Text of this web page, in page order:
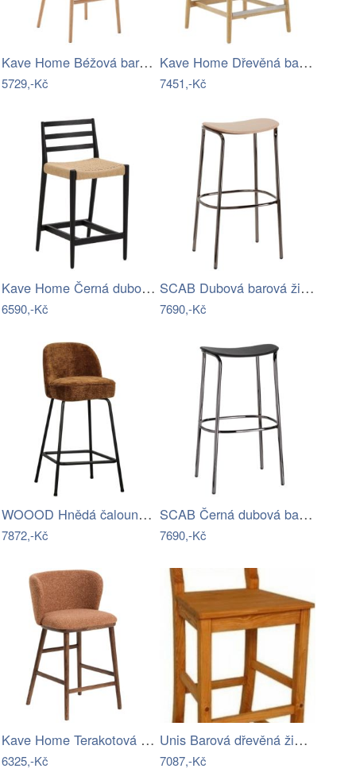
Kave Home Béžová barová židle Ciselia…
5729,-Kč
Kave Home Dřevěná barová židle Nina 62…
7451,-Kč
Kave Home Černá dubová barová židle…
6590,-Kč
SCAB Dubová barová židle Trick Wood 75…
7690,-Kč
WOOOD Hnědá čalouněná barová židle…
7872,-Kč
SCAB Černá dubová barová židle Trick…
7690,-Kč
Kave Home Terakotová barová židle…
6325,-Kč
Unis Barová dřevěná židle Dona 00538
7087,-Kč